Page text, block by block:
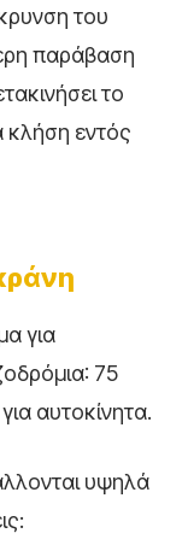
του
παράβαση
το
κλήση εντός
για
75
αυτοκίνητα.
υψηλά